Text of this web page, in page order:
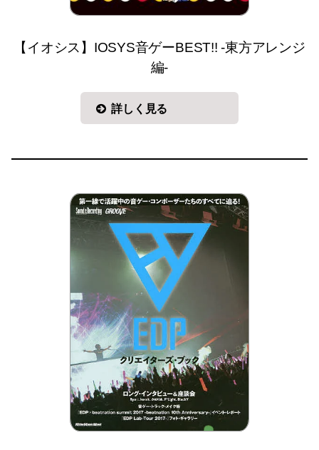
【イオシス】IOSYS音ゲーBEST!! -東方アレンジ
編-
詳しく見る